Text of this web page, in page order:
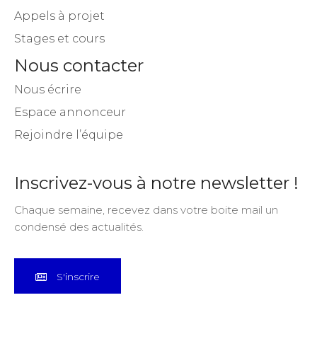
Appels à projet
Stages et cours
Nous contacter
Nous écrire
Espace annonceur
Rejoindre l’équipe
Inscrivez-vous à notre newsletter !
Chaque semaine, recevez dans votre boite mail un
condensé des actualités.
S'inscrire